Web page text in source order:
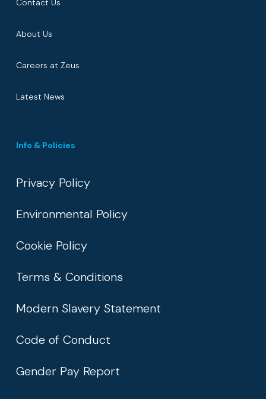
About Us
Careers at Zeus
Latest News
Info & Policies
Privacy Policy
Environmental Policy
Cookie Policy
Terms & Conditions
Modern Slavery Statement
Code of Conduct
Gender Pay Report